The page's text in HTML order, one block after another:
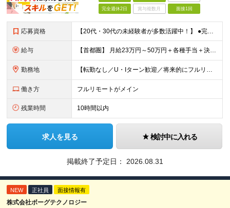
完全週休2日 賞与複数月 面接1回
応募資格 【20代・30代の未経験者が多数活躍中！】 ●完全未経験、第二新卒、既卒、フリーターの方大歓迎！ ●学歴・職歴・転職回数・ブランク一切不問 ※34歳までの方（若年層の長期キャリア形成を図るため） ★
給与 【首都圏】 月給23万円～50万円＋各種手当＋決算賞与 【大阪】 月給22万円～50万円＋各種手当＋決算賞与 【愛知】 月給21.5万円～50万円＋各種手当＋決算賞与 【福岡・宮城】 月給20万
勤務地 【転勤なし／U・Iターン歓迎／将来的にフルリモートOK】 本社（新宿区）、大阪支店、名古屋支店または東京都・神奈川県・千葉県・埼玉県・愛知県・大阪府・福岡県をはじめ、全国のプロジェクト先 ※ご希望を
働き方 フルリモートがメイン
残業時間 10時間以内
求人を見る 検討中に入れる
掲載終了予定日： 2026.08.31
NEW 正社員 面接情報有
株式会社ボーグテクノロジー